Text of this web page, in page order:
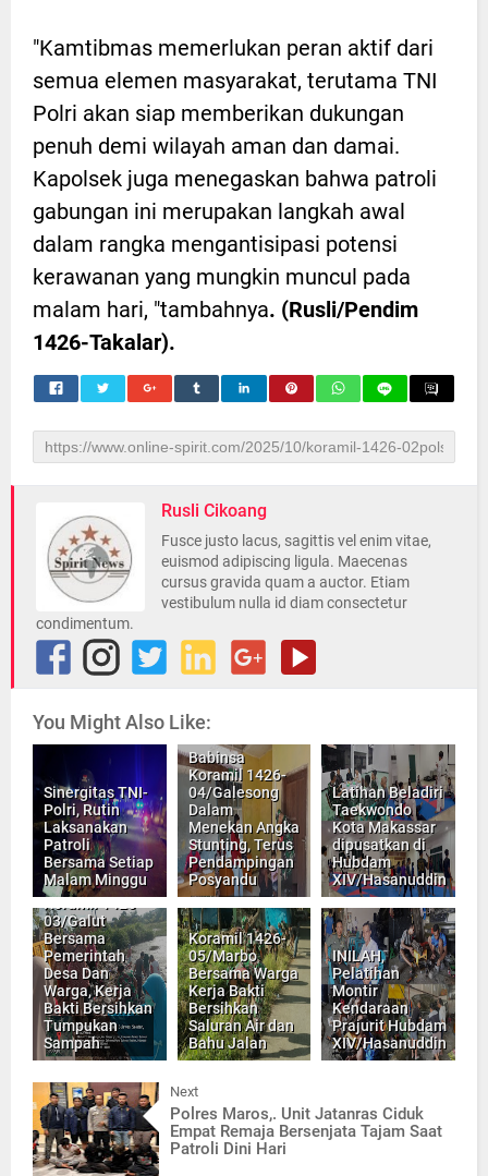
"Kamtibmas memerlukan peran aktif dari
semua elemen masyarakat, terutama TNI
Polri akan siap memberikan dukungan
penuh demi wilayah aman dan damai.
Kapolsek juga menegaskan bahwa patroli
gabungan ini merupakan langkah awal
dalam rangka mengantisipasi potensi
kerawanan yang mungkin muncul pada
malam hari, "tambahnya. (Rusli/Pendim
1426-Takalar).
Rusli Cikoang
Fusce justo lacus, sagittis vel enim vitae,
euismod adipiscing ligula. Maecenas
cursus gravida quam a auctor. Etiam
vestibulum nulla id diam consectetur
condimentum.
You Might Also Like:
Sinergitas TNI-
Polri, Rutin
Laksanakan
Patroli
Bersama Setiap
Malam Minggu
Babinsa
Koramil 1426-
04/Galesong
Dalam
Menekan Angka
Stunting, Terus
Pendampingan
Posyandu
Latihan Beladiri
Taekwondo
Kota Makassar
dipusatkan di
Hubdam
XIV/Hasanuddin
Babinsa
03/Galut
Bersama
Pemerintah
Desa Dan
Warga, Kerja
Bakti Bersihkan
Tumpukan
Sampah
Koramil 1426-
05/Marbo
Bersama Warga
Kerja Bakti
Bersihkan
Saluran Air dan
Bahu Jalan
INILAH,
Pelatihan
Montir
Kendaraan
Prajurit Hubdam
XIV/Hasanuddin
Next
Polres Maros,. Unit Jatanras Ciduk
Empat Remaja Bersenjata Tajam Saat
Patroli Dini Hari